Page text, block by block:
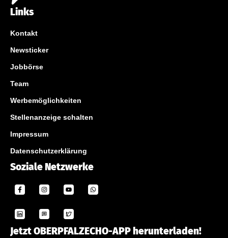
Links
Kontakt
Newsticker
Jobbörse
Team
Werbemöglichkeiten
Stellenanzeige schalten
Impressum
Datenschutzerklärung
Soziale Netzwerke
Jetzt OBERPFALZECHO-APP herunterladen!